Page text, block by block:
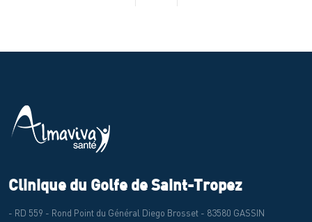
Clinique du Golfe de Saint-Tropez
- RD 559 - Rond Point du Général Diego Brosset - 83580 GASSIN